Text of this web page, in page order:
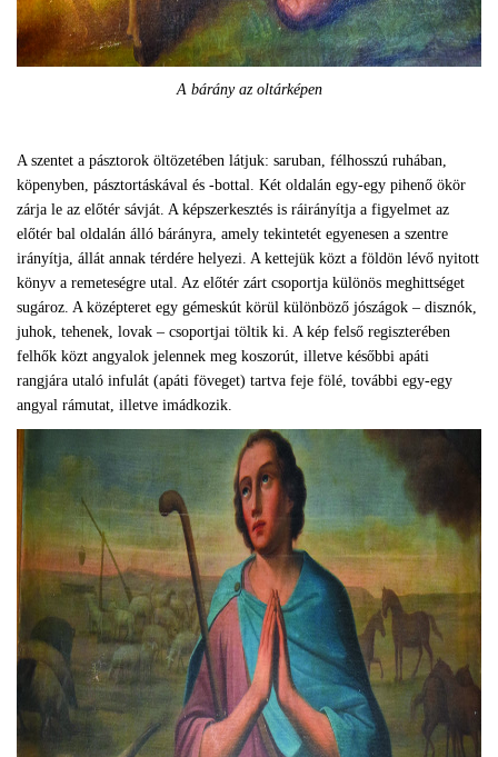
A bárány az oltárképen
A szentet a pásztorok öltözetében látjuk: saruban, félhosszú ruhában,
köpenyben, pásztortáskával és -bottal. Két oldalán egy-egy pihenő ökör
zárja le az előtér sávját. A képszerkesztés is ráirányítja a figyelmet az
előtér bal oldalán álló bárányra, amely tekintetét egyenesen a szentre
irányítja, állát annak térdére helyezi. A kettejük közt a földön lévő nyitott
könyv a remeteségre utal. Az előtér zárt csoportja különös meghittséget
sugároz. A középteret egy gémeskút körül különböző jószágok – disznók,
juhok, tehenek, lovak – csoportjai töltik ki. A kép felső regiszterében
felhők közt angyalok jelennek meg koszorút, illetve későbbi apáti
rangjára utaló infulát (apáti föveget) tartva feje fölé, további egy-egy
angyal rámutat, illetve imádkozik.